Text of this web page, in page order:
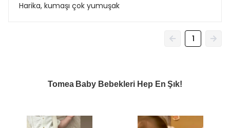
Harika, kumaşı çok yumuşak
1
Tomea Baby Bebekleri Hep En Şık!